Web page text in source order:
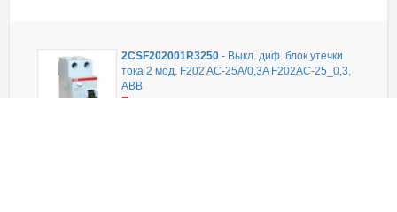
2CSF202001R3250- Выкл. диф. блок утечки
тока 2 мод. F202 AC-25A/0,3A F202AC-25_0,3,
ABB
Под заказ